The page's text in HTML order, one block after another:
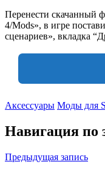
Перенести скачанный
4/Mods», в игре
сценариев», вкладка
Аксессуары Моды для
Навигация по
Предыдущая запись